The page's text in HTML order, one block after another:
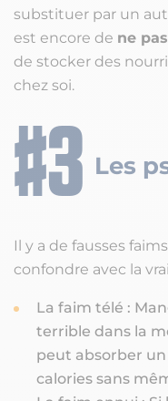
substituer par un
est encore de ne
de stocker des
chez soi.
Les
Il y a de fausses
confondre avec la
La faim télé :
terrible dans la
peut absorber
calories sans